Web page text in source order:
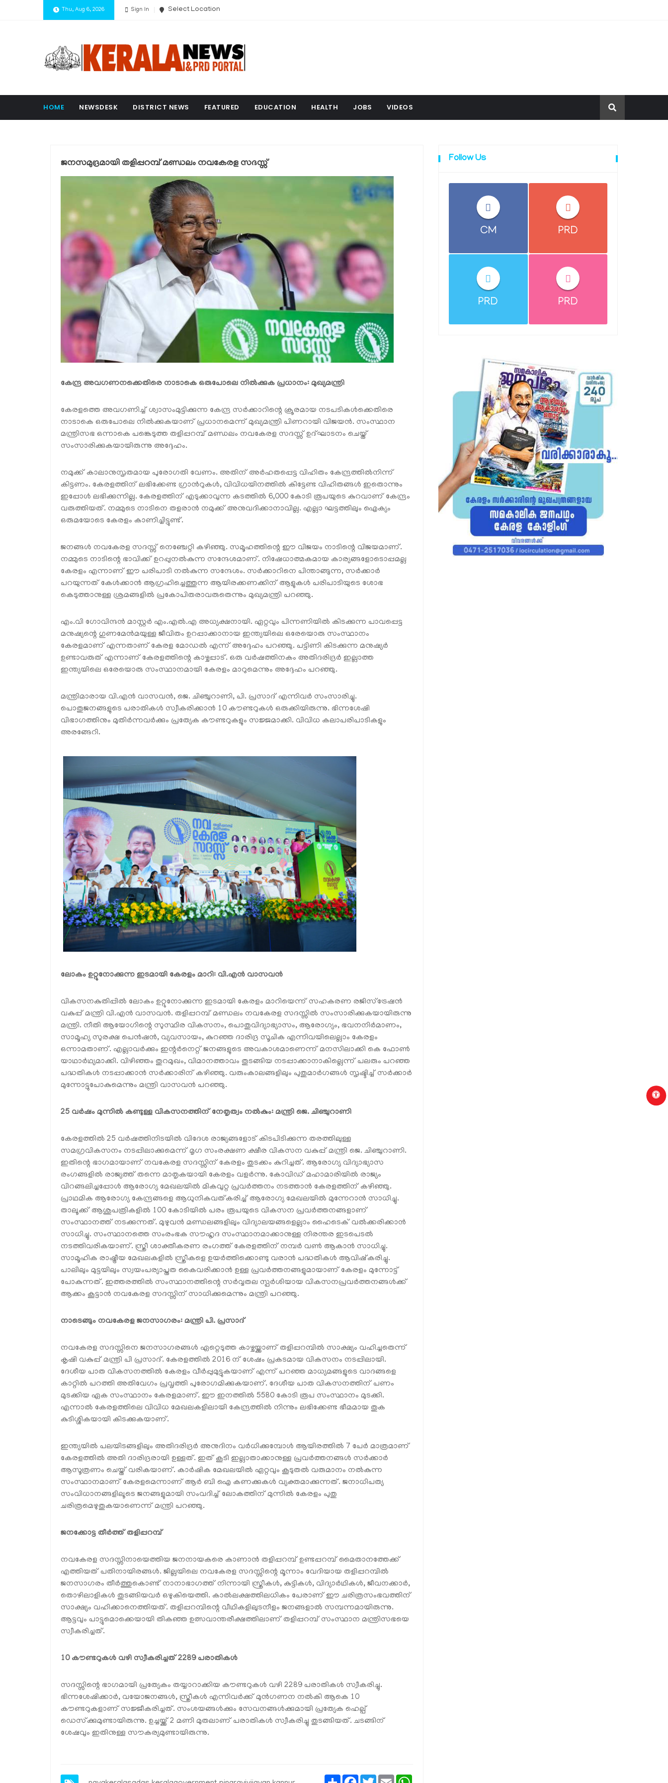
Thu, Aug 6, 2026 Sign In Select Location
HOME NEWSDESK DISTRICT NEWS FEATURED EDUCATION HEALTH JOBS VIDEOS
ജനസമുദ്രമായി തളിപ്പറമ്പ് മണ്ഡലം നവകേരള സദസ്സ്
കേന്ദ്ര അവഗണനക്കെതിരെ നാടാകെ ഒരുപോലെ നിൽക്കുക പ്രധാനം: മുഖ്യമന്ത്രി
കേരളത്തെ അവഗണിച്ച് ശ്വാസംമുട്ടിക്കുന്ന കേന്ദ്ര സർക്കാറിന്റെ ക്രൂരമായ നടപടികൾക്കെതിരെ
നാടാകെ ഒരുപോലെ നിൽക്കുകയാണ് പ്രധാനമെന്ന് മുഖ്യമന്ത്രി പിണറായി വിജയൻ. സംസ്ഥാന
മന്ത്രിസഭ ഒന്നാകെ പങ്കെടുത്ത തളിപ്പറമ്പ് മണ്ഡലം നവകേരള സദസ്സ് ഉദ്ഘാടനം ചെയ്ത്
സംസാരിക്കുകയായിരുന്നു അദ്ദേഹം.
നമുക്ക് കാലാനുസൃതമായ പുരോഗതി വേണം. അതിന് അർഹതപ്പെട്ട വിഹിതം കേന്ദ്രത്തിൽനിന്ന്
കിട്ടണം. കേരളത്തിന് ലഭിക്കേണ്ട ഗ്രാൻറുകൾ, വിവിധയിനത്തിൽ കിട്ടേണ്ട വിഹിതങ്ങൾ ഇതൊന്നും
ഇപ്പോൾ ലഭിക്കുന്നില്ല. കേരളത്തിന് എടുക്കാവുന്ന കടത്തിൽ 6,000 കോടി രൂപയുടെ കുറവാണ് കേന്ദ്രം
വരുത്തിയത്. നമ്മുടെ നാടിനെ തളരാൻ നമുക്ക് അനുവദിക്കാനാവില്ല. എല്ലാ ഘട്ടത്തിലും ഐക്യം
ഒരുമയോടെ കേരളം കാണിച്ചിട്ടുണ്ട്.
ജനങ്ങൾ നവകേരള സദസ്സ് നെഞ്ചേറ്റി കഴിഞ്ഞു. സമൂഹത്തിന്റെ ഈ വിജയം നാടിന്റെ വിജയമാണ്.
നമ്മുടെ നാടിന്റെ ഭാവിക്ക് ഉറപ്പുനൽകുന്ന സന്ദേശമാണ്. നിഷേധാത്മകമായ കാര്യങ്ങളോടൊപ്പമല്ല
കേരളം എന്നാണ് ഈ പരിപാടി നൽകുന്ന സന്ദേശം. സർക്കാറിനെ പിന്താങ്ങുന്ന, സർക്കാർ
പറയുന്നത് കേൾക്കാൻ ആഗ്രഹിച്ചെത്തുന്ന ആയിരക്കണക്കിന് ആളുകൾ പരിപാടിയുടെ ശോഭ
കെടുത്താനുള്ള ശ്രമങ്ങളിൽ പ്രകോപിതരാവരുതെന്നും മുഖ്യമന്ത്രി പറഞ്ഞു.
എം.വി ഗോവിന്ദൻ മാസ്റ്റർ എം.എൽ.എ അധ്യക്ഷനായി. ഏറ്റവും പിന്നണിയിൽ കിടക്കുന്ന പാവപ്പെട്ട
മനുഷ്യന്റെ ഗുണമേൻമയുള്ള ജീവിതം ഉറപ്പാക്കാനായ ഇന്ത്യയിലെ ഒരേയൊരു സംസ്ഥാനം
കേരളമാണ് എന്നതാണ് കേരള മോഡൽ എന്ന് അദ്ദേഹം പറഞ്ഞു. പട്ടിണി കിടക്കുന്ന മനുഷ്യർ
ഉണ്ടാവരുത് എന്നാണ് കേരളത്തിന്റെ കാഴ്ചപ്പാട്. ഒരു വർഷത്തിനകം അതിദരിദ്രർ ഇല്ലാത്ത
ഇന്ത്യയിലെ ഒരേയൊരു സംസ്ഥാനമായി കേരളം മാറുമെന്നും അദ്ദേഹം പറഞ്ഞു.
മന്ത്രിമാരായ വി.എൻ വാസവൻ, ജെ. ചിഞ്ചുറാണി, പി. പ്രസാദ് എന്നിവർ സംസാരിച്ചു.
പൊതുജനങ്ങളുടെ പരാതികൾ സ്വീകരിക്കാൻ 10 കൗണ്ടറുകൾ ഒരുക്കിയിരുന്നു. ഭിന്നശേഷി
വിഭാഗത്തിനും മുതിർന്നവർക്കും പ്രത്യേക കൗണ്ടറുകളും സജ്ജമാക്കി. വിവിധ കലാപരിപാടികളും
അരങ്ങേറി.
ലോകം ഉറ്റുനോക്കുന്ന ഇടമായി കേരളം മാറി: വി.എൻ വാസവൻ
വികസനകുതിപ്പിൽ ലോകം ഉറ്റുനോക്കുന്ന ഇടമായി കേരളം മാറിയെന്ന് സഹകരണ രജിസ്ട്രേഷൻ
വകുപ്പ് മന്ത്രി വി.എൻ വാസവൻ. തളിപ്പറമ്പ് മണ്ഡലം നവകേരള സദസ്സിൽ സംസാരിക്കുകയായിരുന്നു
മന്ത്രി. നീതി ആയോഗിന്റെ സുസ്ഥിര വികസനം, പൊതുവിദ്യാഭ്യാസം, ആരോഗ്യം, ഭവനനിർമാണം,
സാമൂഹ്യ സുരക്ഷ പെൻഷൻ, വ്യവസായം, കുറഞ്ഞ ദാരിദ്ര സൂചിക എന്നിവയിലെല്ലാം കേരളം
ഒന്നാമതാണ്. എല്ലാവർക്കും ഇന്റർനെറ്റ് ജനങ്ങളുടെ അവകാശമാണെന്ന് മനസിലാക്കി കെ ഫോൺ
യാഥാർഥ്യമാക്കി. വിഴിഞ്ഞം തുറമുഖം, വിമാനത്താവം തുടങ്ങിയ നടപ്പാക്കാനാകില്ലെന്ന് പലരും പറഞ്ഞ
പദ്ധതികൾ നടപ്പാക്കാൻ സർക്കാരിന് കഴിഞ്ഞു. വരുംകാലങ്ങളിലും പുതുമാർഗങ്ങൾ സൃഷ്ടിച്ച് സർക്കാർ
മുന്നോട്ടുപോകുമെന്നും മന്ത്രി വാസവൻ പറഞ്ഞു.
25 വർഷം മുന്നിൽ കണ്ടുള്ള വികസനത്തിന് നേതൃത്വം നൽകും: മന്ത്രി ജെ. ചിഞ്ചുറാണി
കേരളത്തിൽ 25 വർഷത്തിനിടയിൽ വിദേശ രാജ്യങ്ങളോട് കിടപിടിക്കുന്ന തരത്തിലുള്ള
സമഗ്രവികസനം നടപ്പിലാക്കുമെന്ന് മൃഗ സംരക്ഷണ ക്ഷീര വികസന വകുപ്പ് മന്ത്രി ജെ. ചിഞ്ചുറാണി.
ഇതിന്റെ ഭാഗമായാണ് നവകേരള സദസ്സിന് കേരളം തുടക്കം കുറിച്ചത്. ആരോഗ്യ വിദ്യാഭ്യാസ
രംഗങ്ങളിൽ രാജ്യത്ത് തന്നെ മാതൃകയായി കേരളം വളർന്നു. കോവിഡ് മഹാമാരിയിൽ രാജ്യം
വിറങ്ങലിച്ചപ്പോൾ ആരോഗ്യ മേഖലയിൽ മികവുറ്റ പ്രവർത്തനം നടത്താൻ കേരളത്തിന് കഴിഞ്ഞു.
പ്രാഥമിക ആരോഗ്യ കേന്ദ്രങ്ങളെ ആധുനികവത്കരിച്ച് ആരോഗ്യ മേഖലയിൽ മുന്നേറാൻ സാധിച്ചു.
താലൂക്ക് ആശുപത്രികളിൽ 100 കോടിയിൽ പരം രൂപയുടെ വികസന പ്രവർത്തനങ്ങളാണ്
സംസ്ഥാനത്ത് നടക്കുന്നത്. മുഴുവൻ മണ്ഡലങ്ങളിലും വിദ്യാലയങ്ങളെല്ലാം ഹൈടെക് വൽക്കരിക്കാൻ
സാധിച്ചു. സംസ്ഥാനത്തെ സംരംഭക സൗഹൃദ സംസ്ഥാനമാക്കാനുള്ള നിരന്തര ഇടപെടൽ
നടത്തിവരികയാണ്. സ്ത്രീ ശാക്തീകരണ രംഗത്ത് കേരളത്തിന് നമ്പർ വൺ ആകാൻ സാധിച്ചു.
സാമൂഹിക രാഷ്ട്രീയ മേഖലകളിൽ സ്ത്രീകളെ ഉയർത്തിക്കൊണ്ടു വരാൻ പദ്ധതികൾ ആവിഷ്‌കരിച്ചു.
പാലിലും മുട്ടയിലും സ്വയംപര്യാപ്തത കൈവരിക്കാൻ ഉള്ള പ്രവർത്തനങ്ങളുമായാണ് കേരളം മുന്നോട്ട്
പോകുന്നത്. ഇത്തരത്തിൽ സംസ്ഥാനത്തിന്റെ സർവ്വതല സ്പർശിയായ വികസനപ്രവർത്തനങ്ങൾക്ക്
ആക്കം കൂട്ടാൻ നവകേരള സദസ്സിന് സാധിക്കുമെന്നും മന്ത്രി പറഞ്ഞു.
നാടെങ്ങും നവകേരള ജനസാഗരം: മന്ത്രി പി. പ്രസാദ്
നവകേരള സദസ്സിനെ ജനസാഗരങ്ങൾ ഏറ്റെടുത്ത കാഴ്ചയ്ക്കാണ് തളിപ്പറമ്പിൽ സാക്ഷ്യം വഹിച്ചതെന്ന്
കൃഷി വകുപ്പ് മന്ത്രി പി പ്രസാദ്. കേരളത്തിൽ 2016 ന് ശേഷം പ്രകടമായ വികസനം നടപ്പിലായി.
ദേശീയ പാത വികസനത്തിൽ കേരളം വീർപ്പുമുട്ടുകയാണ് എന്ന് പറഞ്ഞ മാധ്യമങ്ങളുടെ വാദങ്ങളെ
കാറ്റിൽ പറത്തി അതിവേഗം പ്രവൃത്തി പുരോഗമിക്കുകയാണ്. ദേശീയ പാത വികസനത്തിന് പണം
മുടക്കിയ ഏക സംസ്ഥാനം കേരളമാണ്. ഈ ഇനത്തിൽ 5580 കോടി രൂപ സംസ്ഥാനം മുടക്കി.
എന്നാൽ കേരളത്തിലെ വിവിധ മേഖലകളിലായി കേന്ദ്രത്തിൽ നിന്നും ലഭിക്കേണ്ട ഭീമമായ തുക
കുടിശ്ശികയായി കിടക്കുകയാണ്.
ഇന്ത്യയിൽ പലയിടങ്ങളിലും അതിദരിദ്രർ അനുദിനം വർധിക്കുമ്പോൾ ആയിരത്തിൽ 7 പേർ മാത്രമാണ്
കേരളത്തിൽ അതി ദാരിദ്രരായി ഉള്ളത്. ഇത് കൂടി ഇല്ലാതാക്കാനുള്ള പ്രവർത്തനങ്ങൾ സർക്കാർ
ആസൂത്രണം ചെയ്ത് വരികയാണ്. കാർഷിക മേഖലയിൽ ഏറ്റവും കൂടുതൽ വരുമാനം നൽകുന്ന
സംസ്ഥാനമാണ് കേരളമെന്നാണ് ആർ ബി ഐ കണക്കുകൾ വ്യക്തമാക്കുന്നത്. ജനാധിപത്യ
സംവിധാനങ്ങളിലൂടെ ജനങ്ങളുമായി സംവദിച്ച് ലോകത്തിന് മുന്നിൽ കേരളം പുതു
ചരിത്രമെഴുതുകയാണെന്ന് മന്ത്രി പറഞ്ഞു.
ജനക്കോട്ട തീർത്ത് തളിപ്പറമ്പ്
നവകേരള സദസ്സിനായെത്തിയ ജനനായകരെ കാണാൻ തളിപ്പറമ്പ് ഉണ്ടപ്പറമ്പ് മൈതാനത്തേക്ക്
എത്തിയത് പതിനായിരങ്ങൾ. ജില്ലയിലെ നവകേരള സദസ്സിന്റെ മൂന്നാം വേദിയായ തളിപ്പറമ്പിൽ
ജനസാഗരം തീർത്തുകൊണ്ട് നാനാഭാഗത്ത് നിന്നായി സ്ത്രീകൾ, കുട്ടികൾ, വിദ്യാർഥികൾ, ജീവനക്കാർ,
തൊഴിലാളികൾ തുടങ്ങിയവർ ഒഴുകിയെത്തി. കാൽലക്ഷത്തിലധികം പേരാണ് ഈ ചരിത്രസംഭവത്തിന്
സാക്ഷ്യം വഹിക്കാനെത്തിയത്. തളിപ്പറമ്പിന്റെ വീഥികളിലുടനീളം ജനങ്ങളാൽ സമ്പന്നമായിരുന്നു.
ആട്ടവും പാട്ടുമൊക്കെയായി തികഞ്ഞ ഉത്സവാന്തരീക്ഷത്തിലാണ് തളിപ്പറമ്പ് സംസ്ഥാന മന്ത്രിസഭയെ
സ്വീകരിച്ചത്.
10 കൗണ്ടറുകൾ വഴി സ്വീകരിച്ചത് 2289 പരാതികൾ
സദസ്സിന്റെ ഭാഗമായി പ്രത്യേകം തയ്യാറാക്കിയ കൗണ്ടറുകൾ വഴി 2289 പരാതികൾ സ്വീകരിച്ചു.
ഭിന്നശേഷിക്കാർ, വയോജനങ്ങൾ, സ്ത്രീകൾ എന്നിവർക്ക് മുൻഗണന നൽകി ആകെ 10
കൗണ്ടറുകളാണ് സജ്ജീകരിച്ചത്. സംശയങ്ങൾക്കും സേവനങ്ങൾക്കുമായി പ്രത്യേക ഹെല്പ്
ഡെസ്‌ക്കുമുണ്ടായിരുന്നു. ഉച്ചയ്ക്ക് 2 മണി മുതലാണ് പരാതികൾ സ്വീകരിച്ചു തുടങ്ങിയത്. ചടങ്ങിന്
ശേഷവും ഇതിനുള്ള സൗകര്യമുണ്ടായിരുന്നു.
ShareFacebook
TwitterEmail
Follow Us
CM PRD
PRD PRD